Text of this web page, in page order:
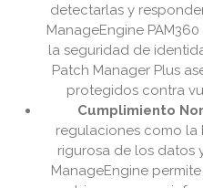
detectarlas y
ManageEngine
la seguridad de
Patch Manager Plus
protegidos contra
Cumplimiento
regulaciones como la
rigurosa de los datos
ManageEngine